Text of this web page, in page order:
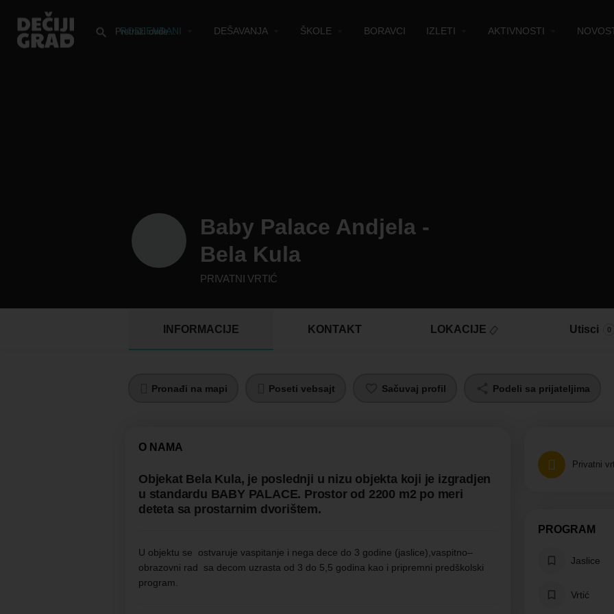
RODJENDANI DEŠAVANJA ŠKOLE BORAVCI IZLETI AKTIVNOSTI
Baby Palace Andjela -
Bela Kula
PRIVATNI VRTIĆ
INFORMACIJE KONTAKT LOKACIJE Utisci 0
Pronađi na mapi Poseti vebsajt Sačuvaj profil Podeli sa prijateljima
O NAMA
Objekat Bela Kula, je poslednji u nizu objekta koji je izgradjen
u standardu BABY PALACE. Prostor od 2200 m2 po meri
deteta sa prostarnim dvorištem.
U objektu se ostvaruje vaspitanje i nega dece do 3 godine (jaslice),vaspitno–
obrazovni rad sa decom uzrasta od 3 do 5,5 godina kao i pripremni predškolski
program.
Privatni
PROGRAM
Jaslice
Vrtić